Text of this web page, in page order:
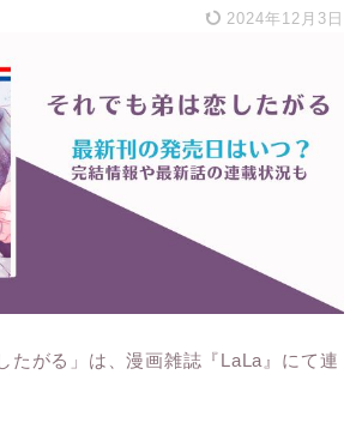
2024年12月3日
たがる」は、漫画雑誌『LaLa』にて連